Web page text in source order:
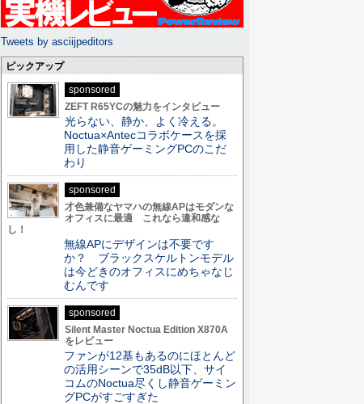
Tweets by asciijpeditors
ピックアップ
sponsored
ZEFT R65YCの魅力をインタビュー
光らない、静か、よく冷える。
Noctua×Antecコラボケースを採
用した静音ゲーミングPCのこだ
わり
sponsored
才色兼備なヤマハの無線APはモダンな
オフィスに最適 これなら違和感な
し！
無線APにデザインは不要です
か？ ブラックスケルトンモデル
は今どきのオフィスにめちゃなじ
むんです
sponsored
Silent Master Noctua Edition X870A
をレビュー
ファンが12基もあるのにほとんど
の活用シーンで35dB以下、サイ
コムのNoctua尽くし静音ゲーミン
グPCがすごすぎた